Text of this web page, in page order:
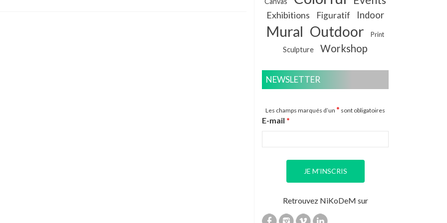
Exhibitions Figuratif Indoor
Mural Outdoor Print
Sculpture Workshop
NEWSLETTER
Les champs marqués d’un * sont obligatoires
E-mail *
Retrouvez NiKoDeM sur